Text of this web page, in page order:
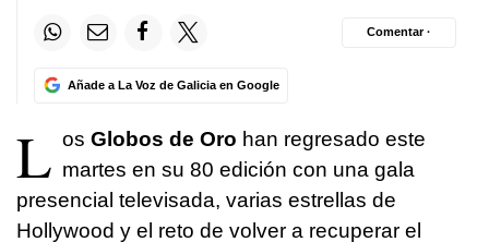
Añade a La Voz de Galicia en Google
Comentar ·
L os Globos de Oro han regresado este
martes en su 80 edición con una gala
presencial televisada, varias estrellas de
Hollywood y el reto de volver a recuperar el